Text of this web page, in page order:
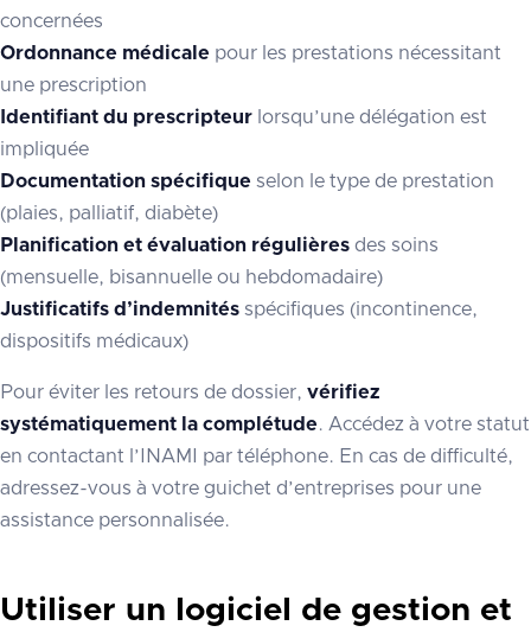
concernées
Ordonnance médicale pour les prestations nécessitant
une prescription
Identifiant du prescripteur lorsqu’une délégation est
impliquée
Documentation spécifique selon le type de prestation
(plaies, palliatif, diabète)
Planification et évaluation régulières des soins
(mensuelle, bisannuelle ou hebdomadaire)
Justificatifs d’indemnités spécifiques (incontinence,
dispositifs médicaux)
Pour éviter les retours de dossier, vérifiez
systématiquement la complétude. Accédez à votre statut
en contactant l’INAMI par téléphone. En cas de difficulté,
adressez-vous à votre guichet d’entreprises pour une
assistance personnalisée.
Utiliser un logiciel de gestion et